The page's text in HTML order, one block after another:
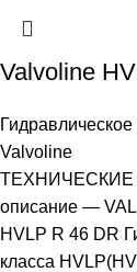
Valvoline
Valvoline
ТЕХНИЧЕСКИЕ
описание —
HVLP R 46 DR
класса